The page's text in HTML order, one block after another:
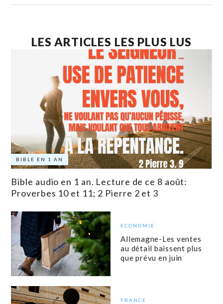
LES ARTICLES LES PLUS LUS
BIBLE EN 1 AN
Bible audio en 1 an. Lecture de ce 8 août:
Proverbes 10 et 11; 2 Pierre 2 et 3
ECONOMIE
Allemagne-Les ventes
au détail baissent plus
que prévu en juin
FRANCE